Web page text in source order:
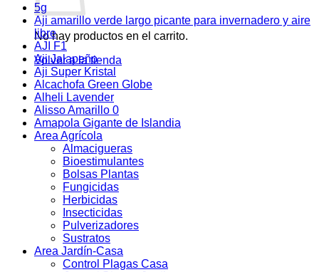
No hay productos en el carrito.
Volver a la tienda
5g
Aji amarillo verde largo picante para invernadero y aire
libre
AJI F1
Aji Jalapeño
Aji Super Kristal
Alcachofa Green Globe
Alheli Lavender
Alisso Amarillo 0
Amapola Gigante de Islandia
Area Agrícola
Almacigueras
Bioestimulantes
Bolsas Plantas
Fungicidas
Herbicidas
Insecticidas
Pulverizadores
Sustratos
Area Jardín-Casa
Control Plagas Casa